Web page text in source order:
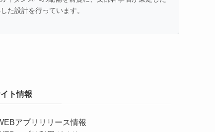
た設計を行っています。
ト情報
アプリリリース情報